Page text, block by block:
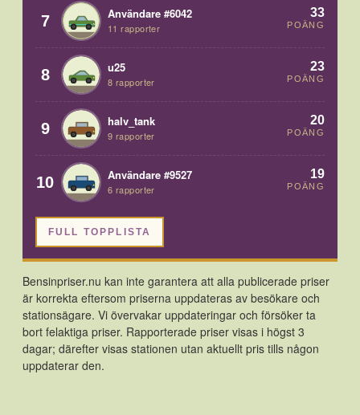
7 Användare #6042
11 rapporter
33
POÄNG
8 u25
8 rapporter
23
POÄNG
9 halv_tank
9 rapporter
20
POÄNG
10 Användare #9527
6 rapporter
19
POÄNG
FULL TOPPLISTA
Bensinpriser.nu kan inte garantera att alla publicerade priser
är korrekta eftersom priserna uppdateras av besökare och
stationsägare. Vi övervakar uppdateringar och försöker ta
bort felaktiga priser. Rapporterade priser visas i högst 3
dagar; därefter visas stationen utan aktuellt pris tills någon
uppdaterar den.